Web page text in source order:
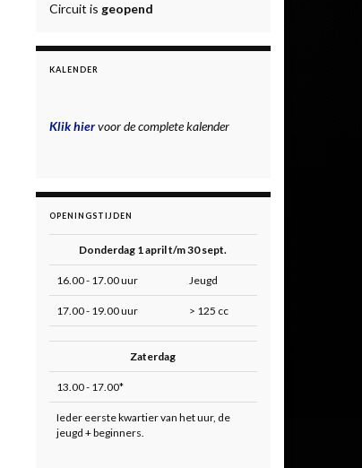
Circuit is geopend
KALENDER
Klik hiervoor de complete kalender
OPENINGSTIJDEN
Donderdag 1 april t/m 30 sept.
16.00 - 17.00 uur Jeugd
17.00 - 19.00 uur > 125 cc
Zaterdag
13.00 - 17.00*
Ieder eerste kwartier van het uur, de
jeugd + beginners.